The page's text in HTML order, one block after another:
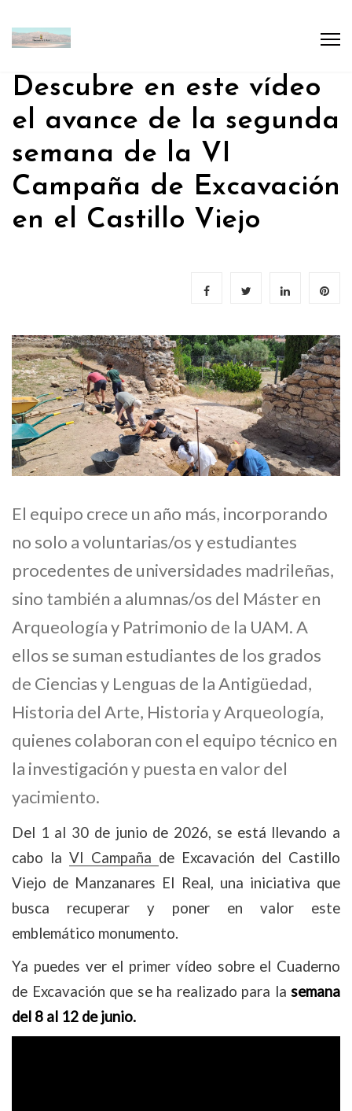
Descubre en este vídeo
el avance de la segunda
semana de la VI
Campaña de Excavación
en el Castillo Viejo
El equipo crece un año más, incorporando
no solo a voluntarias/os y estudiantes
procedentes de universidades madrileñas,
sino también a alumnas/os del Máster en
Arqueología y Patrimonio de la UAM. A
ellos se suman estudiantes de los grados
de Ciencias y Lenguas de la Antigüedad,
Historia del Arte, Historia y Arqueología,
quienes colaboran con el equipo técnico en
la investigación y puesta en valor del
yacimiento.
Del 1 al 30 de junio de 2026, se está llevando a
cabo la VI Campaña de Excavación del Castillo
Viejo de Manzanares El Real, una iniciativa que
busca recuperar y poner en valor este
emblemático monumento.
Ya puedes ver el primer vídeo sobre el Cuaderno
de Excavación que se ha realizado para la semana
del 8 al 12 de junio.